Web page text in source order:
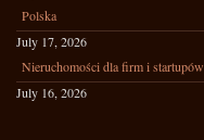
Polska
July 17, 2026
Nieruchomości dla firm i startupów
July 16, 2026